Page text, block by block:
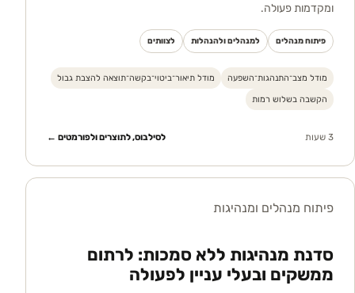
ומקדמות פעולה.
פיתוח מנהלים למנהלים ולהנהלות לצוותים
מודל מצב־התנהגות־השפעה מודל תיאור־ביטוי־בקשה־תוצאה להצבת גבול
הקשבה בשלוש רמות
3 שעות לסילבוס, לתוצרים ולפורמטים ←
פיתוח מנהלים ומנהיגות
סדנת מנהיגות ללא סמכות: לרתום
ממשקים ובעלי עניין לפעולה